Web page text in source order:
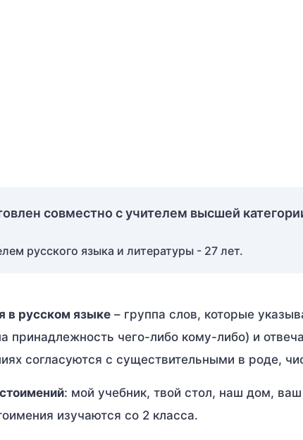
совместно с учителем высшей
русского языка и литературы - 27 лет.
в русском языке – группа слов, которые
принадлежность чего-либо кому-либо) и
согласуются с существительными в роде,
: мой учебник, твой стол, наш дом,
изучаются со 2 класса.